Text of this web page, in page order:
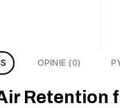
OPINIE (0)
Retention